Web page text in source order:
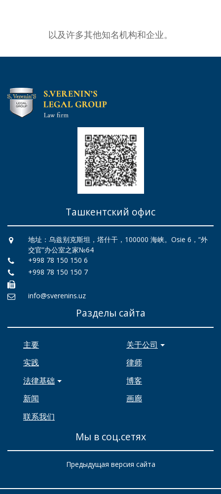
以及许多其他知名机构和企业。
Ташкентский офис
地址：乌兹别克斯坦，塔什干，100000 海峡。Osie 6，“外
交官”办公室之家№64
+998 78 150 150 6
+998 78 150 150 7
info@sverenins.uz
Разделы сайта
主要
关于公司
实践
律师
法律基础
博客
新闻
画廊
联系我们
Мы в соц.сетях
Предыдущая версия сайта